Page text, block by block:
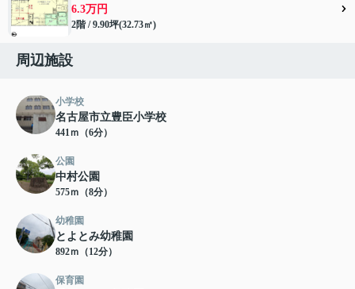
6.3万円
2階 / 9.90坪(32.73㎡)
周辺施設
小学校
名古屋市立豊臣小学校
441ｍ（6分）
公園
中村公園
575ｍ（8分）
幼稚園
とよとみ幼稚園
892ｍ（12分）
保育園